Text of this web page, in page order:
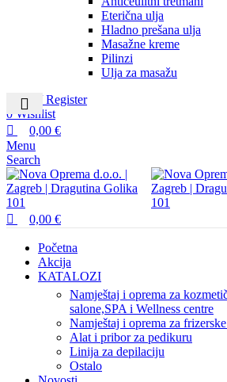
Eterična ulja
Hladno prešana ulja
Masažne kreme
Pilinzi
Ulja za masažu
Login / Register
0 Wishlist
0,00 €
Menu
Search
0,00 €
Početna
Akcija
KATALOZI
Namještaj i oprema za
salone,SPA i Wellness centre
Namještaj i oprema za
Alat i pribor za pedikuru
Linija za depilaciju
Ostalo